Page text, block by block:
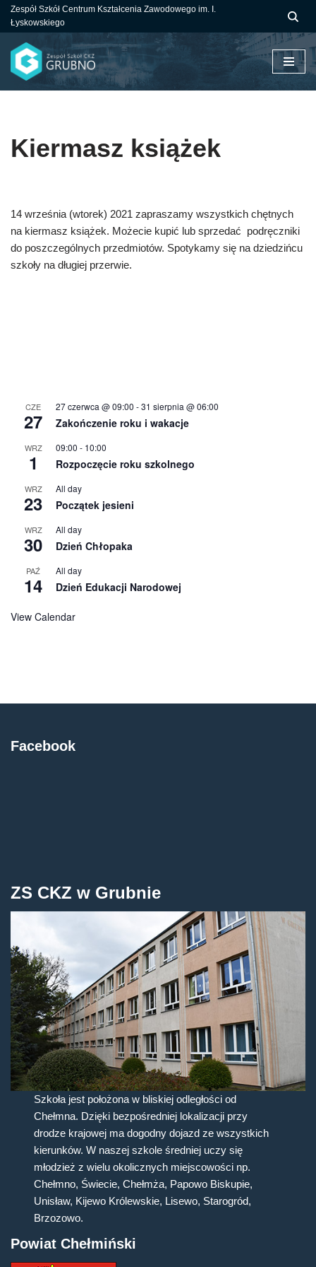
do
treści
Zespół Szkół Centrum Kształcenia Zawodowego im. I.
Łyskowskiego
Kiermasz książek
14 września (wtorek) 2021 zapraszamy wszystkich chętnych
na kiermasz książek. Możecie kupić lub sprzedać podręczniki
do poszczególnych przedmiotów. Spotykamy się na dziedzińcu
szkoły na długiej przerwie.
CZE
27
27 czerwca @ 09:00 -31 sierpnia @ 06:00
Zakończenie roku i wakacje
WRZ
1
09:00 - 10:00
Rozpoczęcie roku szkolnego
WRZ
23
All day
Początek jesieni
WRZ
30
All day
Dzień Chłopaka
PAŹ
14
All day
Dzień Edukacji Narodowej
View Calendar
Facebook
ZS CKZ w Grubnie
Szkoła jest położona w bliskiej odległości od
Chełmna. Dzięki bezpośredniej lokalizacji przy
drodze krajowej ma dogodny dojazd ze wszystkich
kierunków. W naszej szkole średniej uczy się
młodzież z wielu okolicznych miejscowości np.
Chełmno, Świecie, Chełmża, Papowo Biskupie,
Unisław, Kijewo Królewskie, Lisewo, Starogród,
Brzozowo.
Powiat Chełmiński